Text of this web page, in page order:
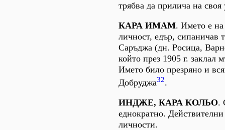
трябва да прилича на своя
КАРА ИМАМ. Името е на
личност, едър, сипаничав
Саръджа (дн. Росица,
който през 1905 г. заклал
Името било презряно и
Добруджа32.
ИНДЖЕ, КАРА КОЛЬО.
еднократно.
личности.